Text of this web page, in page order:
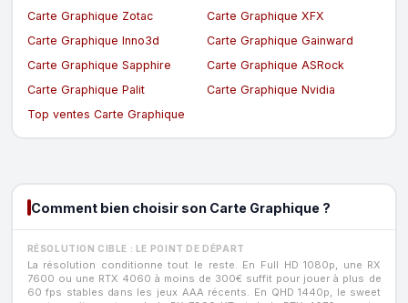
Carte Graphique Zotac
Carte Graphique XFX
Carte Graphique Inno3d
Carte Graphique Gainward
Carte Graphique Sapphire
Carte Graphique ASRock
Carte Graphique Palit
Carte Graphique Nvidia
Top ventes Carte Graphique
Comment bien choisir son Carte Graphique ?
RÉSOLUTION CIBLE : LE POINT DE DÉPART
La résolution conditionne tout le reste. En Full HD 1080p, une RX
7600 ou une RTX 4060 à moins de 300€ suffit pour jouer à plus de
60 fps stables dans les jeux AAA récents. En QHD 1440p, le sweet